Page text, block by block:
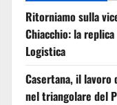
Ritorniamo sulla
Chiacchio: la
Logistica
Casertana, il
nel triangolare del